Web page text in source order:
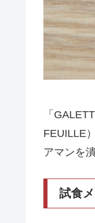
「
FEUILLE
アマンを
試食